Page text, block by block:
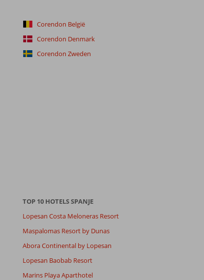
Corendon België
Corendon Denmark
Corendon Zweden
TOP 10 HOTELS SPANJE
Lopesan Costa Meloneras Resort
Maspalomas Resort by Dunas
Abora Continental by Lopesan
Lopesan Baobab Resort
Marins Playa Aparthotel